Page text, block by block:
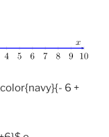
6 +